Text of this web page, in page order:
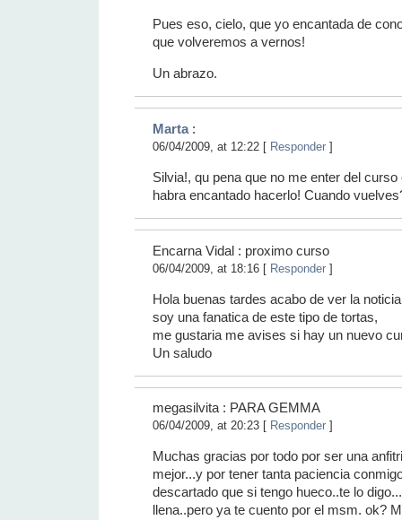
Pues eso, cielo, que yo encantada de
que volveremos a vernos!
Un abrazo.
Marta:
06/04/2009, at 12:22 [ Responder ]
Silvia!, qu pena que no me enter del
habra encantado hacerlo! Cuando
Encarna Vidal : proximo curso
06/04/2009, at 18:16 [ Responder ]
Hola buenas tardes acabo de ver la
soy una fanatica de este tipo de tortas,
me gustaria me avises si hay un nuevo
Un saludo
megasilvita : PARA GEMMA
06/04/2009, at 20:23 [ Responder ]
Muchas gracias por todo por ser una
mejor...y por tener tanta paciencia
descartado que si tengo hueco..te lo
llena..pero ya te cuento por el msm. ok?